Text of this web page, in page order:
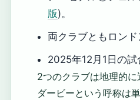
版)。
両クラブともロン
2025年12月1日の
2つのクラブは地理的に
ダービーという呼称は